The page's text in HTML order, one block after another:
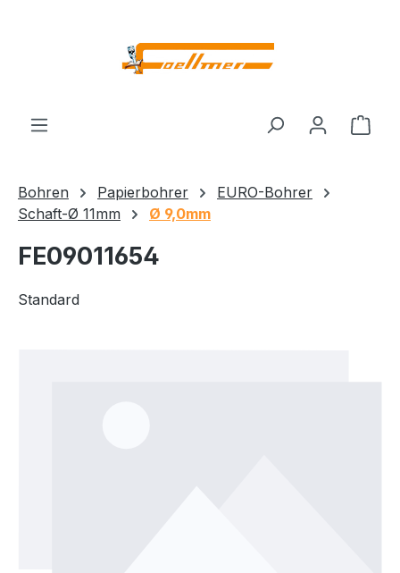
Bohren Papierbohrer
EURO-Bohrer
Schaft-Ø 11mm
Ø 9,0mm
FE09011654
Standard